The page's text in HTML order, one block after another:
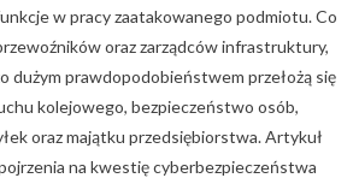
w pracy zaatakowanego podmiotu. Co
oraz zarządców infrastruktury,
dużym prawdopodobieństwem przełożą się
kolejowego, bezpieczeństwo osób,
oraz majątku przedsiębiorstwa. Artykuł
na kwestię cyberbezpieczeństwa